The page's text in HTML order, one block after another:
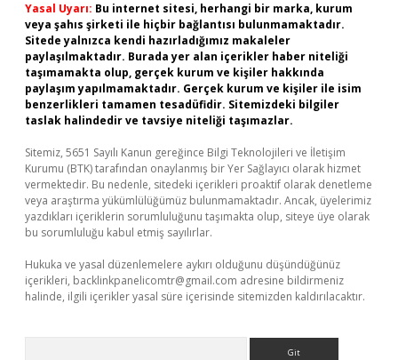
Yasal Uyarı: Bu internet sitesi, herhangi bir marka, kurum
veya şahıs şirketi ile hiçbir bağlantısı bulunmamaktadır.
Sitede yalnızca kendi hazırladığımız makaleler
paylaşılmaktadır. Burada yer alan içerikler haber niteliği
taşımamakta olup, gerçek kurum ve kişiler hakkında
paylaşım yapılmamaktadır. Gerçek kurum ve kişiler ile isim
benzerlikleri tamamen tesadüfidir. Sitemizdeki bilgiler
taslak halindedir ve tavsiye niteliği taşımazlar.
Sitemiz, 5651 Sayılı Kanun gereğince Bilgi Teknolojileri ve İletişim
Kurumu (BTK) tarafından onaylanmış bir Yer Sağlayıcı olarak hizmet
vermektedir. Bu nedenle, sitedeki içerikleri proaktif olarak denetleme
veya araştırma yükümlülüğümüz bulunmamaktadır. Ancak, üyelerimiz
yazdıkları içeriklerin sorumluluğunu taşımakta olup, siteye üye olarak
bu sorumluluğu kabul etmiş sayılırlar.
Hukuka ve yasal düzenlemelere aykırı olduğunu düşündüğünüz
içerikleri, backlinkpanelicomtr@gmail.com adresine bildirmeniz
halinde, ilgili içerikler yasal süre içerisinde sitemizden kaldırılacaktır.